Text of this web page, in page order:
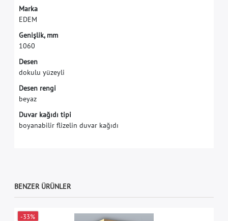
Marka
EDEM
Genişlik, mm
1060
Desen
dokulu yüzeyli
Desen rengi
beyaz
Duvar kağıdı tipi
boyanabilir flizelin duvar kağıdı
BENZER ÜRÜNLER
-33%